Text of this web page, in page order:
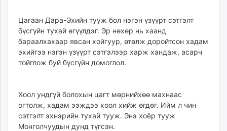
Цагаан Дара-Эхийн тууж бол нэгэн үзүүрт сэтгэлт
бүсгүйн тухай өгүүлдэг. Эр нөхөр нь хаанд
бараалхахаар явсан хойгуур, өтөлж доройтсон хадам
эхийгээ нэгэн үзүүрт сэтгэлээр харж хандаж, асарч
тойглож буй бүсгүйн домоглол.
Хоол ундгүй болохын цагт мөрнийхөө махнаас
огтолж, хадам ээждээ хоол хийж өгдөг. Ийм л чин
сэтгэлт эхнэрийн тухай тууж. Энэ хоёр тууж
Монголчуудын дунд түгсэн.